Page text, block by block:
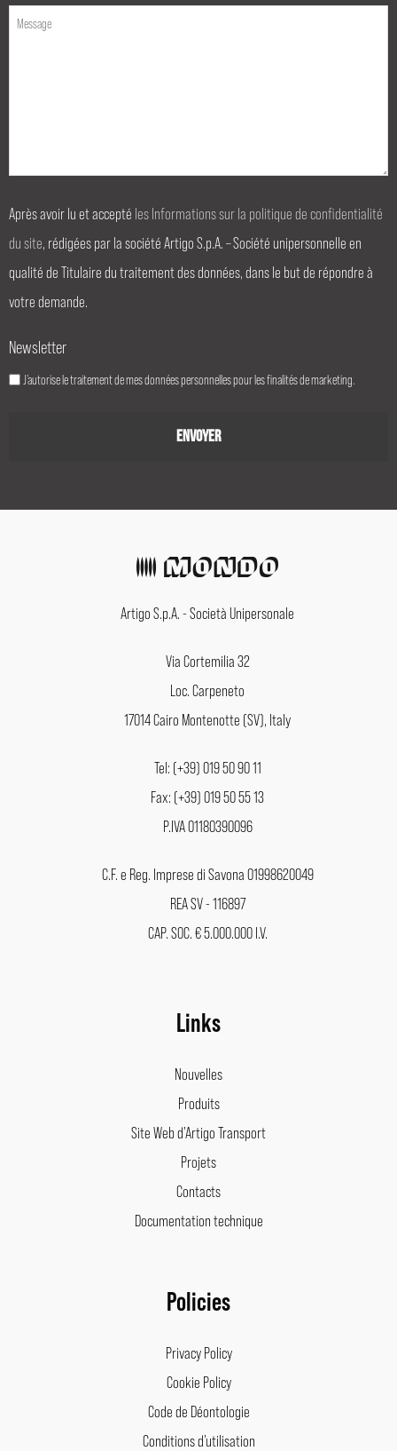
Après avoir lu et accepté les Informations sur la politique de confidentialité
du site, rédigées par la société Artigo S.p.A. – Société unipersonnelle en
qualité de Titulaire du traitement des données, dans le but de répondre à
votre demande.
Newsletter
J’autorise le traitement de mes données personnelles pour les finalités de marketing.
Artigo S.p.A. - Società Unipersonale
Via Cortemilia 32
Loc. Carpeneto
17014 Cairo Montenotte (SV), Italy
Tel: (+39) 019 50 90 11
Fax: (+39) 019 50 55 13
P.IVA 01180390096
C.F. e Reg. Imprese di Savona 01998620049
REA SV - 116897
CAP. SOC. € 5.000.000 I.V.
Links
Nouvelles
Produits
Site Web d’Artigo Transport
Projets
Contacts
Documentation technique
Policies
Privacy Policy
Cookie Policy
Code de Déontologie
Conditions d’utilisation